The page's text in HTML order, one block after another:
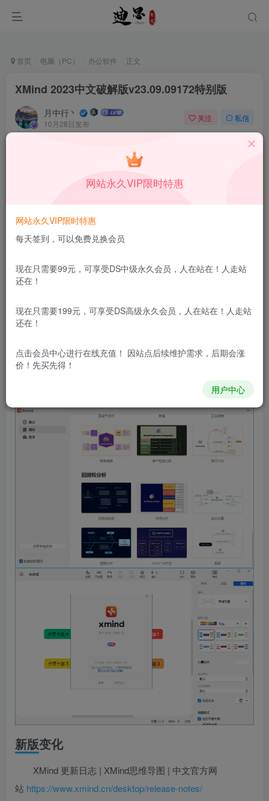
首页 电脑（PC） 办公软件 正文
XMind 2023中文破解版v23.09.09172特别版
月中行丶
10月28日发布
关注 私信
本站所有内容来自互联网收集，仅供学习和交流，请勿用于商业
用途。如有侵权、不妥之处，请第一时间联系我们删除！
全球欢迎的头脑风暴和思维导图软件，旨在激发灵感和创
能，包括思维管理、商务演示和与办公软件的协同工作等。
采用全球领先的Eclipse RCP软件架构，XMind中文版是一款
集思维导图、头脑风暴、脑图、心智图和模板图库于一体的
可视化效率工具。立即下载XMind 2023，提升工作效率，释
新版变化
XMind 更新日志 | XMind思维导图 | 中文官方网
站 https://www.xmind.cn/desktop/release-notes/
网站永久VIP限时特惠
网站永久VIP限时特惠
每天签到，可以免费兑换会员
现在只需要99元，可享受DS中级永久会员，人在站在！人走站
还在！
现在只需要199元，可享受DS高级永久会员，人在站在！人走站
还在！
点击会员中心进行在线充值！ 因站点后续维护需求，后期会涨
价！先买先得！
用户中心